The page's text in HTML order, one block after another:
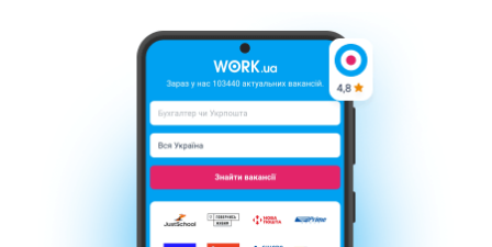
Контакты О нас
Карьера
Новости Work.ua
Помощь
Условия использования
Работодателю